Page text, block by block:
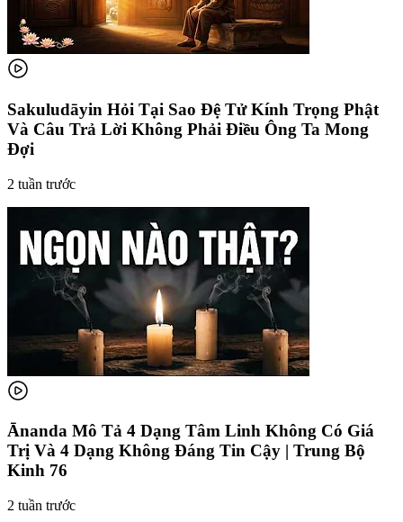
Sakuludāyin Hỏi Tại Sao Đệ Tử Kính Trọng Phật
Và Câu Trả Lời Không Phải Điều Ông Ta Mong
Đợi
2 tuần trước
Ānanda Mô Tả 4 Dạng Tâm Linh Không Có Giá
Trị Và 4 Dạng Không Đáng Tin Cậy | Trung Bộ
Kinh 76
2 tuần trước